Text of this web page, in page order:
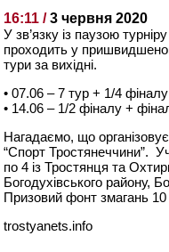
16:11 /3 червня 2020
У зв’язку із паузою
проходить у
тури за вихідні.
• 07.06 – 7 тур + 1/4 фіналу
• 14.06 – 1/2 фіналу +
Нагадаємо, що
“Спорт Тростянеччини”.
по 4 із Тростянця та
Богодухівського району,
Призовий фонт змагань 10
trostyanets.info